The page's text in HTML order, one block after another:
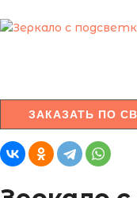
ЗАКАЗАТЬ ПО